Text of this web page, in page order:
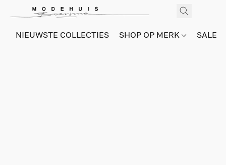
NIEUWSTE COLLECTIES SHOP OP MERK SALE